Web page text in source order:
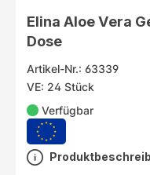
Elina Aloe Vera
Dose
Artikel-Nr.: 63339
VE: 24 Stück
Verfügbar